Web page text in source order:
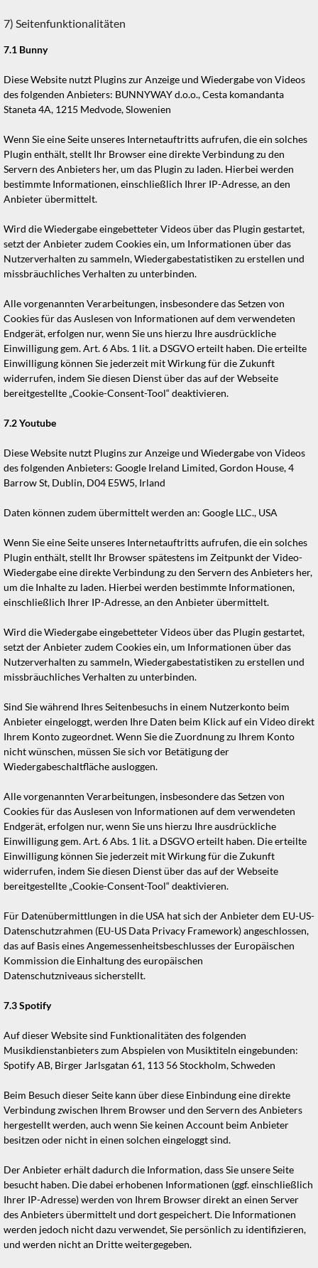
7) Seitenfunktionalitäten
7.1 Bunny
Diese Website nutzt Plugins zur Anzeige und Wiedergabe von Videos
des folgenden Anbieters: BUNNYWAY d.o.o., Cesta komandanta
Staneta 4A, 1215 Medvode, Slowenien
Wenn Sie eine Seite unseres Internetauftritts aufrufen, die ein solches
Plugin enthält, stellt Ihr Browser eine direkte Verbindung zu den
Servern des Anbieters her, um das Plugin zu laden. Hierbei werden
bestimmte Informationen, einschließlich Ihrer IP-Adresse, an den
Anbieter übermittelt.
Wird die Wiedergabe eingebetteter Videos über das Plugin gestartet,
setzt der Anbieter zudem Cookies ein, um Informationen über das
Nutzerverhalten zu sammeln, Wiedergabestatistiken zu erstellen und
missbräuchliches Verhalten zu unterbinden.
Alle vorgenannten Verarbeitungen, insbesondere das Setzen von
Cookies für das Auslesen von Informationen auf dem verwendeten
Endgerät, erfolgen nur, wenn Sie uns hierzu Ihre ausdrückliche
Einwilligung gem. Art. 6 Abs. 1 lit. a DSGVO erteilt haben. Die erteilte
Einwilligung können Sie jederzeit mit Wirkung für die Zukunft
widerrufen, indem Sie diesen Dienst über das auf der Webseite
bereitgestellte „Cookie-Consent-Tool“ deaktivieren.
7.2Youtube
Diese Website nutzt Plugins zur Anzeige und Wiedergabe von Videos
des folgenden Anbieters: Google Ireland Limited, Gordon House, 4
Barrow St, Dublin, D04 E5W5, Irland
Daten können zudem übermittelt werden an: Google LLC., USA
Wenn Sie eine Seite unseres Internetauftritts aufrufen, die ein solches
Plugin enthält, stellt Ihr Browser spätestens im Zeitpunkt der Video-
Wiedergabe eine direkte Verbindung zu den Servern des Anbieters her,
um die Inhalte zu laden. Hierbei werden bestimmte Informationen,
einschließlich Ihrer IP-Adresse, an den Anbieter übermittelt.
Wird die Wiedergabe eingebetteter Videos über das Plugin gestartet,
setzt der Anbieter zudem Cookies ein, um Informationen über das
Nutzerverhalten zu sammeln, Wiedergabestatistiken zu erstellen und
missbräuchliches Verhalten zu unterbinden.
Sind Sie während Ihres Seitenbesuchs in einem Nutzerkonto beim
Anbieter eingeloggt, werden Ihre Daten beim Klick auf ein Video direkt
Ihrem Konto zugeordnet. Wenn Sie die Zuordnung zu Ihrem Konto
nicht wünschen, müssen Sie sich vor Betätigung der
Wiedergabeschaltfläche ausloggen.
Alle vorgenannten Verarbeitungen, insbesondere das Setzen von
Cookies für das Auslesen von Informationen auf dem verwendeten
Endgerät, erfolgen nur, wenn Sie uns hierzu Ihre ausdrückliche
Einwilligung gem. Art. 6 Abs. 1 lit. a DSGVO erteilt haben. Die erteilte
Einwilligung können Sie jederzeit mit Wirkung für die Zukunft
widerrufen, indem Sie diesen Dienst über das auf der Webseite
bereitgestellte „Cookie-Consent-Tool“ deaktivieren.
Für Datenübermittlungen in die USA hat sich der Anbieter dem EU-US-
Datenschutzrahmen (EU-US Data Privacy Framework) angeschlossen,
das auf Basis eines Angemessenheitsbeschlusses der Europäischen
Kommission die Einhaltung des europäischen
Datenschutzniveaus sicherstellt.
7.3Spotify
Auf dieser Website sind Funktionalitäten des folgenden
Musikdienstanbieters zum Abspielen von Musiktiteln eingebunden:
Spotify AB, Birger Jarlsgatan 61, 113 56 Stockholm, Schweden
Beim Besuch dieser Seite kann über diese Einbindung eine direkte
Verbindung zwischen Ihrem Browser und den Servern des Anbieters
hergestellt werden, auch wenn Sie keinen Account beim Anbieter
besitzen oder nicht in einen solchen eingeloggt sind.
Der Anbieter erhält dadurch die Information, dass Sie unsere Seite
besucht haben. Die dabei erhobenen Informationen (ggf. einschließlich
Ihrer IP-Adresse) werden von Ihrem Browser direkt an einen Server
des Anbieters übermittelt und dort gespeichert. Die Informationen
werden jedoch nicht dazu verwendet, Sie persönlich zu identifizieren,
und werden nicht an Dritte weitergegeben.